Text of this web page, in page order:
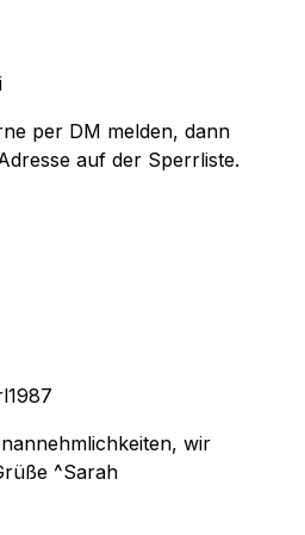
per DM melden, dann
auf der Sperrliste.
wir
^Sarah